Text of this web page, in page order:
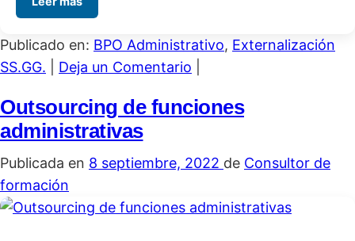
Publicado en: BPO Administrativo, Externalización
SS.GG.
Deja un Comentario
Outsourcing de funciones
administrativas
Publicada en 8 septiembre, 2022 de Consultor de
formación